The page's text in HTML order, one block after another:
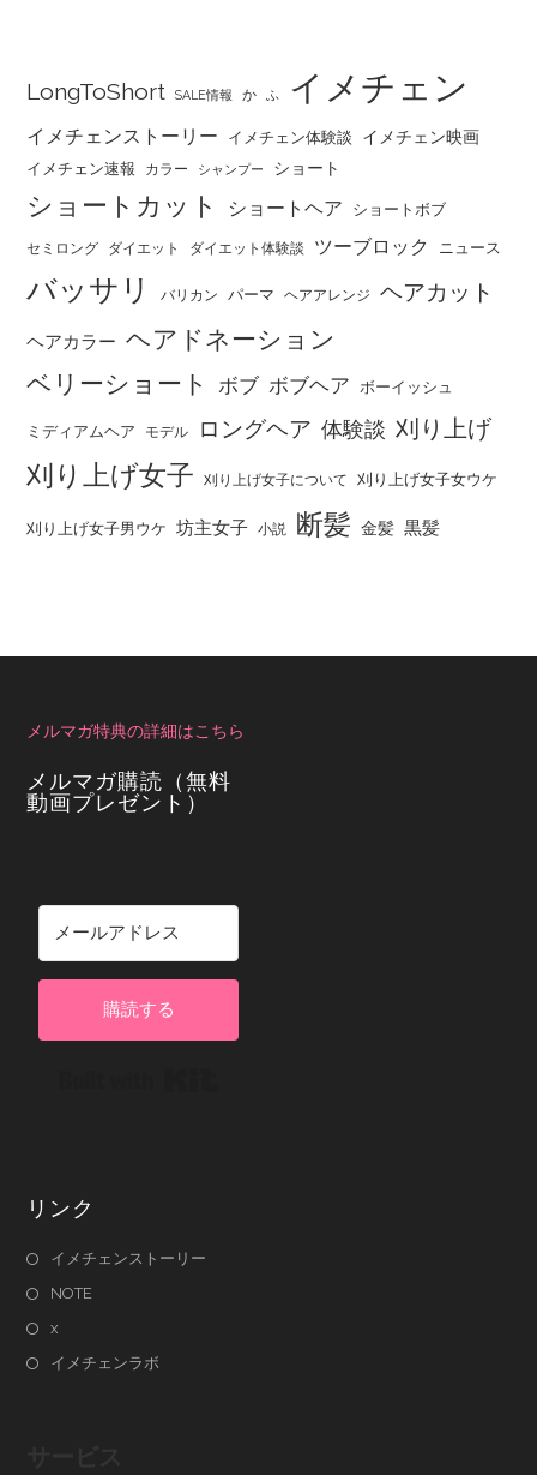
LongToShort SALE情報 か ふ イメチェン
イメチェンストーリー イメチェン体験談 イメチェン映画
イメチェン速報 カラー シャンプー ショート
ショートカット ショートヘア ショートボブ
セミロング ダイエット ダイエット体験談 ツーブロック ニュース
バッサリ バリカン パーマ ヘアアレンジ ヘアカット
ヘアカラー ヘアドネーション
ベリーショート
ボブ ボブヘア ボーイッシュ
ミディアムヘア モデル ロングヘア 体験談 刈り上げ
刈り上げ女子 刈り上げ女子について 刈り上げ女子女ウケ
刈り上げ女子男ウケ 坊主女子 小説 断髪 金髪 黒髪
メルマガ特典の詳細はこちら
メルマガ購読（無料
動画プレゼント）
購読する
リンク
イメチェンストーリー
NOTE
x
イメチェンラボ